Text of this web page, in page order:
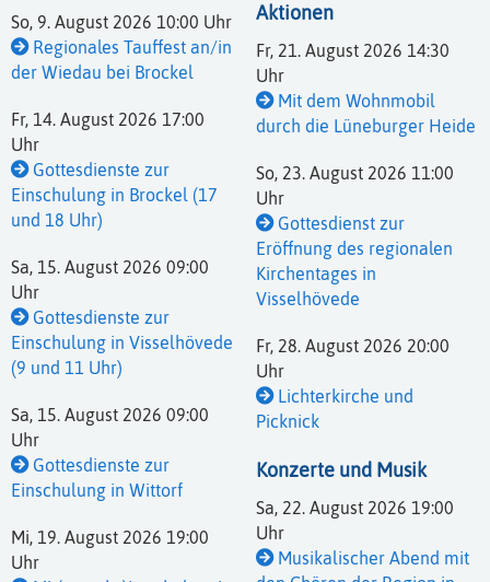
So, 9. August 2026 10:00 Uhr
Regionales Tauffest an/in
der Wiedau bei Brockel
Fr, 14. August 2026 17:00
Uhr
Gottesdienste zur
Einschulung in Brockel (17
und 18 Uhr)
Sa, 15. August 2026 09:00
Uhr
Gottesdienste zur
Einschulung in Visselhövede
(9 und 11 Uhr)
Sa, 15. August 2026 09:00
Uhr
Gottesdienste zur
Einschulung in Wittorf
Mi, 19. August 2026 19:00
Uhr
Aktionen
Fr, 21. August 2026 14:30
Uhr
Mit dem Wohnmobil
durch die Lüneburger Heide
So, 23. August 2026 11:00
Uhr
Gottesdienst zur
Eröffnung des regionalen
Kirchentages in
Visselhövede
Fr, 28. August 2026 20:00
Uhr
Lichterkirche und
Picknick
Konzerte und Musik
Sa, 22. August 2026 19:00
Uhr
Musikalischer Abend mit